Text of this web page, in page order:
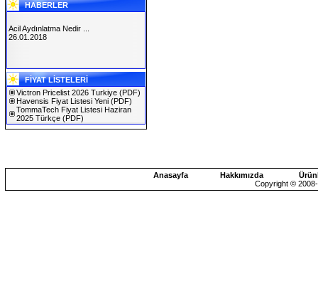
HABERLER
SOLAREX ISTANBUL 2019
30.01.2019
Acil Aydınlatma Nedir ...
26.01.2018
FİYAT LİSTELERİ
Victron Pricelist 2026 Turkiye (PDF)
Havensis Fiyat Listesi Yeni (PDF)
TommaTech Fiyat Listesi Haziran
2025 Türkçe (PDF)
Anasayfa Hakkımızda
Copyright ©